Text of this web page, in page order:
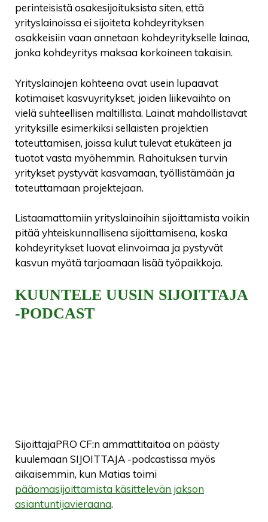
perinteisistä osakesijoituksista siten, että
yrityslainoissa ei sijoiteta kohdeyrityksen
osakkeisiin vaan annetaan kohdeyritykselle lainaa,
jonka kohdeyritys maksaa korkoineen takaisin.
Yrityslainojen kohteena ovat usein lupaavat
kotimaiset kasvuyritykset, joiden liikevaihto on
vielä suhteellisen maltillista. Lainat mahdollistavat
yrityksille esimerkiksi sellaisten projektien
toteuttamisen, joissa kulut tulevat etukäteen ja
tuotot vasta myöhemmin. Rahoituksen turvin
yritykset pystyvät kasvamaan, työllistämään ja
toteuttamaan projektejaan.
Listaamattomiin yrityslainoihin sijoittamista voikin
pitää yhteiskunnallisena sijoittamisena, koska
kohdeyritykset luovat elinvoimaa ja pystyvät
kasvun myötä tarjoamaan lisää työpaikkoja.
KUUNTELE UUSIN SIJOITTAJA
-PODCAST
SijoittajaPRO CF:n ammattitaitoa on päästy
kuulemaan SIJOITTAJA -podcastissa myös
aikaisemmin, kun Matias toimi
pääomasijoittamista käsittelevän jakson
asiantuntijavieraana.